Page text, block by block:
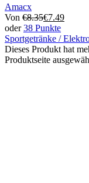
Amacx
Von €8.35€7.49
oder 38 Punkte
Sportgetränke /
Dieses Produkt hat
Produktseite